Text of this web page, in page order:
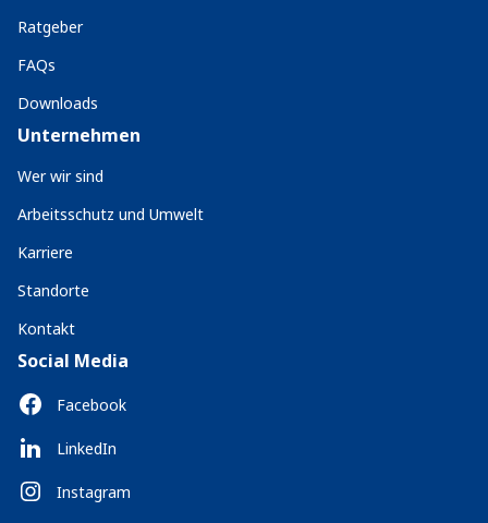
Ratgeber
FAQs
Downloads
Unternehmen
Wer wir sind
Arbeitsschutz und Umwelt
Karriere
Standorte
Kontakt
Social Media
Facebook
LinkedIn
Instagram